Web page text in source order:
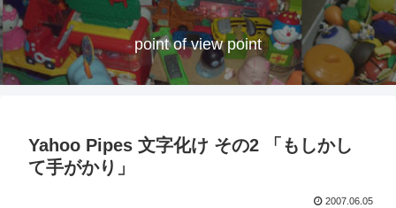
point of view point
Yahoo Pipes 文字化け その2 「もしかし
て手がかり」
2007.06.05